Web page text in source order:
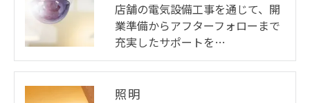
店舗の電気設備工事を通じて、開
業準備からアフターフォローまで
充実したサポートを…
照明